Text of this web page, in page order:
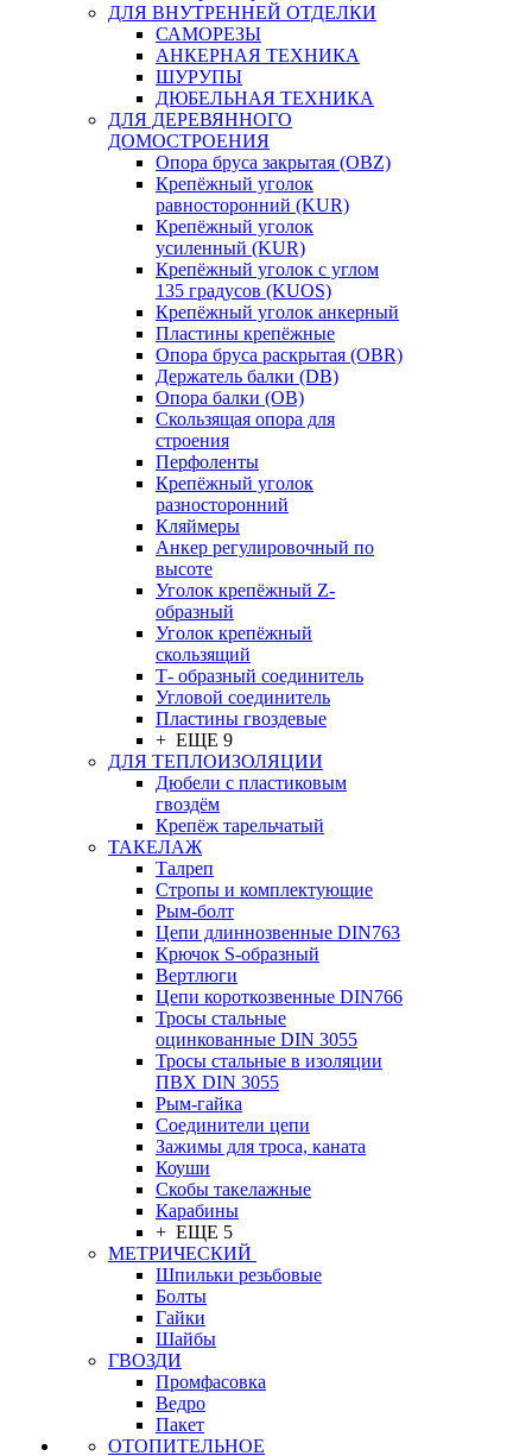
ДЛЯ ВНУТРЕННЕЙ ОТДЕЛКИ
САМОРЕЗЫ
АНКЕРНАЯ ТЕХНИКА
ШУРУПЫ
ДЮБЕЛЬНАЯ ТЕХНИКА
ДЛЯ ДЕРЕВЯННОГО
ДОМОСТРОЕНИЯ
Опора бруса закрытая (OBZ)
Крепёжный уголок
равносторонний (KUR)
Крепёжный уголок
усиленный (KUR)
Крепёжный уголок с углом
135 градусов (KUOS)
Крепёжный уголок анкерный
Пластины крепёжные
Опора бруса раскрытая (OBR)
Держатель балки (DB)
Опора балки (ОВ)
Скользящая опора для
строения
Перфоленты
Крепёжный уголок
разносторонний
Кляймеры
Анкер регулировочный по
высоте
Уголок крепёжный Z-
образный
Уголок крепёжный
скользящий
Т- образный соединитель
Угловой соединитель
Пластины гвоздевые
+ ЕЩЕ 9
ДЛЯ ТЕПЛОИЗОЛЯЦИИ
Дюбели с пластиковым
гвоздём
Крепёж тарельчатый
ТАКЕЛАЖ
Талреп
Стропы и комплектующие
Рым-болт
Цепи длиннозвенные DIN763
Крючок S-образный
Вертлюги
Цепи короткозвенные DIN766
Тросы стальные
оцинкованные DIN 3055
Тросы стальные в изоляции
ПВХ DIN 3055
Рым-гайка
Соединители цепи
Зажимы для троса, каната
Коуши
Скобы такелажные
Карабины
+ ЕЩЕ 5
МЕТРИЧЕСКИЙ
Шпильки резьбовые
Болты
Гайки
Шайбы
ГВОЗДИ
Промфасовка
Ведро
Пакет
ОТОПИТЕЛЬНОЕ